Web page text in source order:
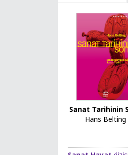
Sanat Tarihinin
Hans Belting